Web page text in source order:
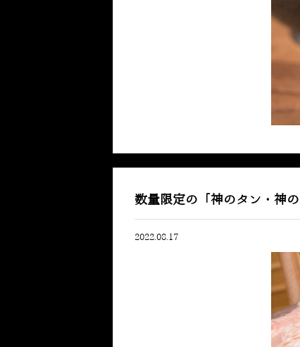
数量限定の「神のタン・神
2022.08.17